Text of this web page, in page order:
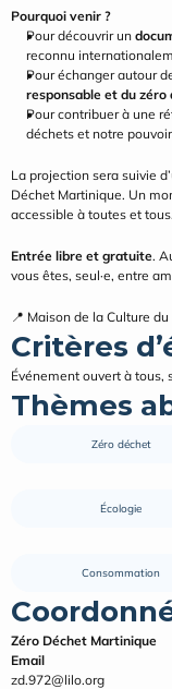
Pourquoi venir ?
Pour découvrir un
reconnu
Pour échanger autour
responsable et du zéro
Pour contribuer à une
déchets et notre
La projection sera suivie
Déchet Martinique. Un
accessible à toutes et tous.
Entrée libre et gratuite.
vous êtes, seul·e, entre
📍 Maison de la Culture
Critères
Événement ouvert à tous,
Thèmes
Zéro déchet
Écologie
Consommation
Zéro Déchet Martinique
Email
zd.972@lilo.org